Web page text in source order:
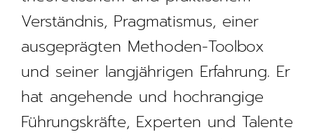
Verständnis, Pragmatismus, einer
ausgeprägten Methoden-Toolbox
und seiner langjährigen Erfahrung. Er
hat angehende und hochrangige
Führungskräfte, Experten und Talente